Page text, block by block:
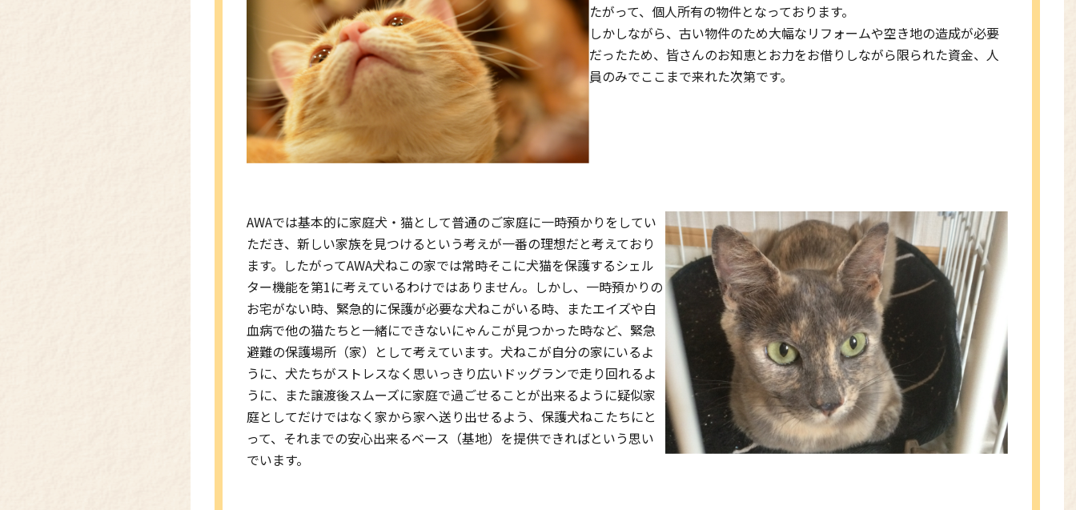
たがって、個人所有の物件となっております。
しかしながら、古い物件のため大幅なリフォームや空き地の造成が必要
だったため、皆さんのお知恵とお力をお借りしながら限られた資金、人
員のみでここまで来れた次第です。
AWAでは基本的に家庭犬・猫として普通のご家庭に一時預かりをしてい
ただき、新しい家族を見つけるという考えが一番の理想だと考えており
ます。したがってAWA犬ねこの家では常時そこに犬猫を保護するシェル
ター機能を第1に考えているわけではありません。しかし、一時預かりの
お宅がない時、緊急的に保護が必要な犬ねこがいる時、またエイズや白
血病で他の猫たちと一緒にできないにゃんこが見つかった時など、緊急
避難の保護場所（家）として考えています。犬ねこが自分の家にいるよ
うに、犬たちがストレスなく思いっきり広いドッグランで走り回れるよ
うに、また譲渡後スムーズに家庭で過ごせることが出来るように疑似家
庭としてだけではなく家から家へ送り出せるよう、保護犬ねこたちにと
って、それまでの安心出来るベース（基地）を提供できればという思い
でいます。